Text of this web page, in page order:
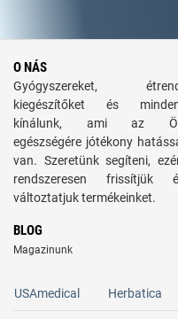
O NÁS
Gyógyszereket,
kiegészítőket és
kínálunk, ami az
egészségére jótékony
van. Szeretünk segíteni,
rendszeresen frissítjük
változtatjuk termékeinket.
BLOG
Magazinunk
USAmedical Herbatica